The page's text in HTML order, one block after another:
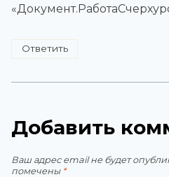
Ответить
Добавить
Ваш адрес email не будет
помечены *